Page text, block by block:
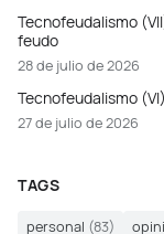
Tecnofeudalismo
feudo
28 de julio de 2026
Tecnofeudalismo
27 de julio de 2026
TAGS
personal (83)